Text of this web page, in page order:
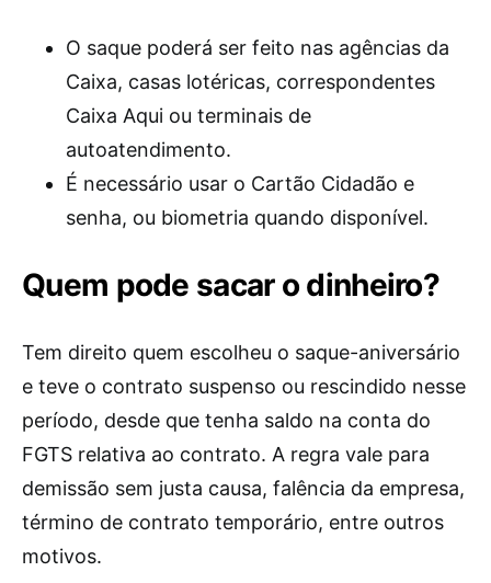
O saque poderá ser feito nas agências da
Caixa, casas lotéricas, correspondentes
Caixa Aqui ou terminais de
autoatendimento.
É necessário usar o Cartão Cidadão e
senha, ou biometria quando disponível.
Quem pode sacar o dinheiro?
Tem direito quem escolheu o saque-aniversário
e teve o contrato suspenso ou rescindido nesse
período, desde que tenha saldo na conta do
FGTS relativa ao contrato. A regra vale para
demissão sem justa causa, falência da empresa,
término de contrato temporário, entre outros
motivos.